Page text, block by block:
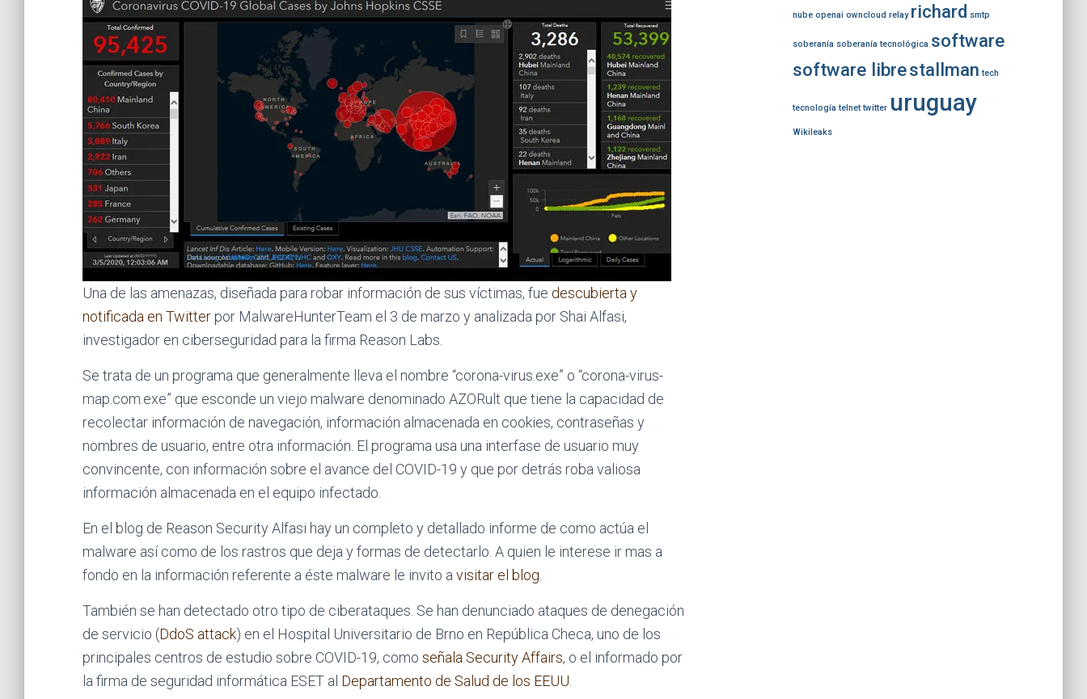
Una de las amenazas, diseñada para robar información de sus víctimas, fue descubierta y
notificada en Twitter por MalwareHunterTeam el 3 de marzo y analizada por Shai Alfasi,
investigador en ciberseguridad para la firma Reason Labs.
Se trata de un programa que generalmente lleva el nombre “corona-virus.exe” o “corona-virus-
map.com.exe” que esconde un viejo malware denominado AZORult que tiene la capacidad de
recolectar información de navegación, información almacenada en cookies, contraseñas y
nombres de usuario, entre otra información. El programa usa una interfase de usuario muy
convincente, con información sobre el avance del COVID-19 y que por detrás roba valiosa
información almacenada en el equipo infectado.
En el blog de Reason Security Alfasi hay un completo y detallado informe de como actúa el
malware así como de los rastros que deja y formas de detectarlo. A quien le interese ir mas a
fondo en la información referente a éste malware le invito a visitar el blog
También se han detectado otro tipo de ciberataques. Se han denunciado ataques de denegación
de servicio (DdoS attack) en el Hospital Universitario de Brno en República Checa, uno de los
principales centros de estudio sobre COVID-19, como señala Security Affairs, o el informado por
la firma de seguridad informática ESET al Departamento de Salud de los EEUU
nube openai owncloud relay richard smtp
soberanía soberanía tecnológica software
software librestallman tech
tecnología telnet twitter uruguay
Wikileaks